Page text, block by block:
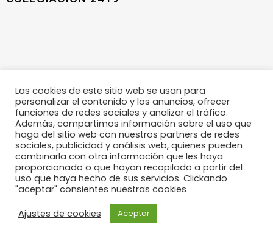
POLÍTICA DE PRIVACIDAD|POLÍTICA DE COOKIES
LEGAL
Las cookies de este sitio web se usan para
personalizar el contenido y los anuncios, ofrecer
funciones de redes sociales y analizar el tráfico.
Además, compartimos información sobre el uso que
haga del sitio web con nuestros partners de redes
sociales, publicidad y análisis web, quienes pueden
combinarla con otra información que les haya
proporcionado o que hayan recopilado a partir del
uso que haya hecho de sus servicios. Clickando
"aceptar" consientes nuestras cookies
Ajustes de cookies
Aceptar